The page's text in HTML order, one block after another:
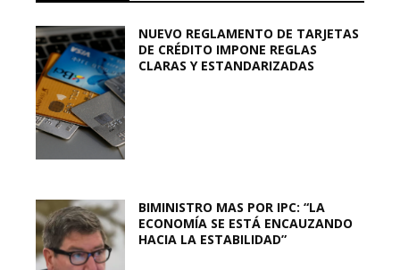
NUEVO REGLAMENTO DE TARJETAS
DE CRÉDITO IMPONE REGLAS
CLARAS Y ESTANDARIZADAS
BIMINISTRO MAS POR IPC: “LA
ECONOMÍA SE ESTÁ ENCAUZANDO
HACIA LA ESTABILIDAD”